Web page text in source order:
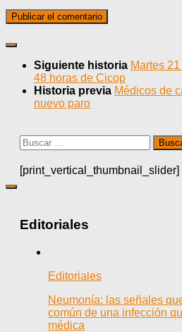
Siguiente historia Martes
48 horas de Cicop
Historia previa Médicos de
nuevo paro
Buscar:
[print_vertical_thumbnail_slider]
Editoriales
Editoriales
Neumonía: las señales
común de una infección
médica